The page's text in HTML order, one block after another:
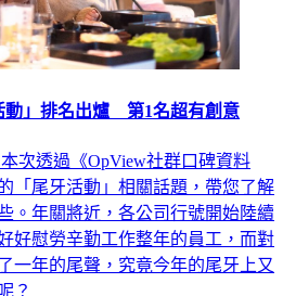
動」排名出爐 第1名超有創意
本次透過《OpView社群口碑資料
「尾牙活動」相關話題，帶您了解
。年關將近，各公司行號開始陸續
好慰勞辛勤工作整年的員工，而對
一年的尾聲，究竟今年的尾牙上又
？